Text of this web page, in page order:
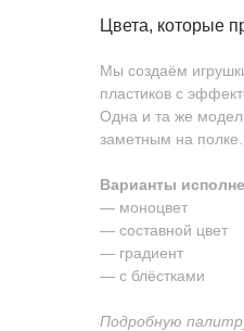
Цвета, которые
Мы создаём
пластиков с
Одна и та же
заметным на полке.
Варианты
— моноцвет
— составной цвет
— градиент
— с блёстками
Подробную